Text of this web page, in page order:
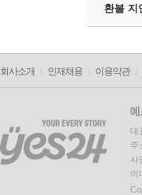
XVIII. B.
XIX. C.
XXI. 거짓
{변증 부
환불 지
회사소개 인재채용 이용약관
대
주
사
이